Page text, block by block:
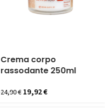
Crema corpo
rassodante 250ml
24,90€19,92€